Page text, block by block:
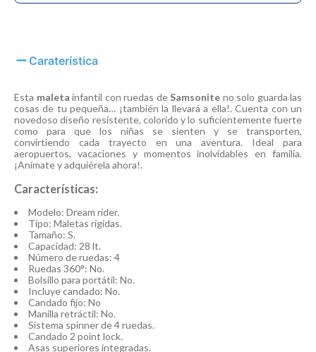
Caraterística
Esta maleta infantil con ruedas de Samsonite no solo guarda las
cosas de tu pequeña… ¡también la llevará a ella!. Cuenta con un
novedoso diseño resistente, colorido y lo suficientemente fuerte
como para que los niñas se sienten y se transporten,
convirtiendo cada trayecto en una aventura. Ideal para
aeropuertos, vacaciones y momentos inolvidables en familia.
¡Anímate y adquiérela ahora!.
Características:
Modelo: Dream rider.
Tipo: Maletas rígidas.
Tamaño: S.
Capacidad: 28 lt.
Número de ruedas: 4
Ruedas 360°: No.
Bolsillo para portátil: No.
Incluye candado: No.
Candado fijo: No
Manilla retráctil: No.
Sistema spinner de 4 ruedas.
Candado 2 point lock.
Asas superiores integradas.